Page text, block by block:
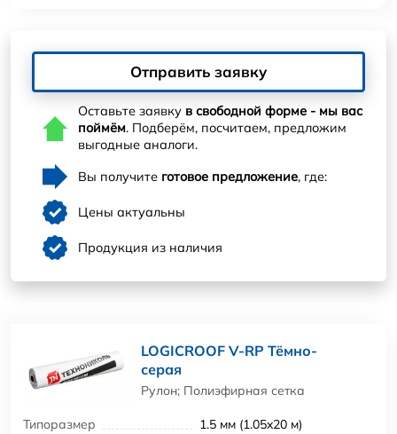
Отправить заявку
Оставьте заявку в свободной форме - мы вас
поймём. Подберём, посчитаем, предложим
выгодные аналоги.
Вы получите готовое предложение, где:
Цены актуальны
Продукция из наличия
LOGICROOF V-RP Тёмно-
серая
Рулон; Полиэфирная сетка
Типоразмер
1.5 мм (1.05x20 м)